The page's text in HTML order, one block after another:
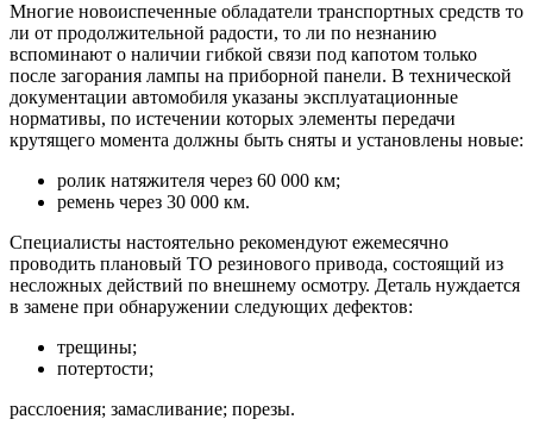
Многие новоиспеченные обладатели транспортных средств то
ли от продолжительной радости, то ли по незнанию
вспоминают о наличии гибкой связи под капотом только
после загорания лампы на приборной панели. В технической
документации автомобиля указаны эксплуатационные
нормативы, по истечении которых элементы передачи
крутящего момента должны быть сняты и установлены новые:
ролик натяжителя через 60 000 км;
ремень через 30 000 км.
Специалисты настоятельно рекомендуют ежемесячно
проводить плановый ТО резинового привода, состоящий из
несложных действий по внешнему осмотру. Деталь нуждается
в замене при обнаружении следующих дефектов:
трещины;
потертости;
расслоения; замасливание; порезы.